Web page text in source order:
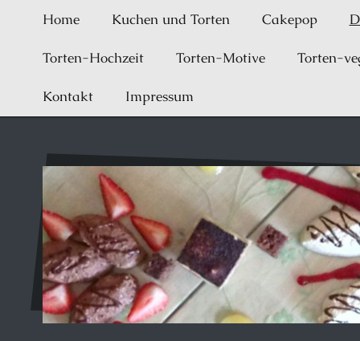
Home Kuchen und Torten Cakepop
Torten-Hochzeit Torten-Motive Torten-
Kontakt Impressum